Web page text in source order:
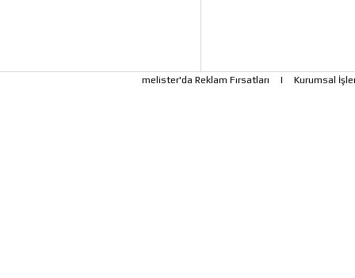
melister'da Reklam Fırsatları | Kurumsal